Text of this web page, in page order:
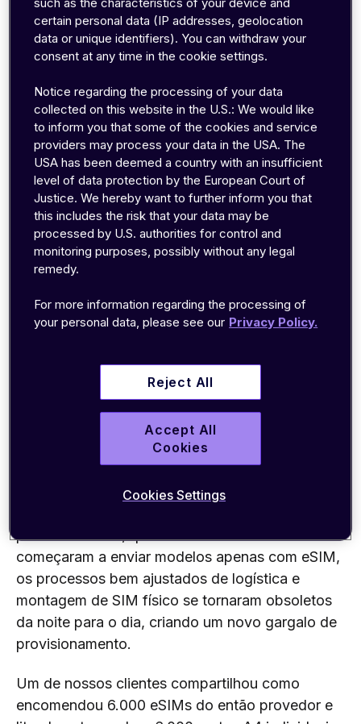
remotamente, reduzir a logística e escalar
globalmente. Na prática, provou-se complexo
demais, caro demais e fechado demais para
funcionar para qualquer um fora das grandes
automotivas.
Esses sistemas foram projetados por e para
gigantes da indústria com bolsos fundos e
cronogramas longos. Apenas os custos de
infraestrutura já os tornavam inacessíveis para a
maioria das empresas. E, enquanto esses
gigantes tentavam criar a solução perfeita, o
mundo seguiu em frente.
Problemas B2B
Enquanto o M2M eSIM (SGP.02) travava, outra
história se desenrolava. Por anos, empresas
vinham usando dispositivos de consumo como
iPads, iPhones e tablets Android em escala nas
operações B2B. Esses dispositivos são
começaram a enviar modelos apenas com eSIM,
os processos bem ajustados de logística e
montagem de SIM físico se tornaram obsoletos
da noite para o dia, criando um novo gargalo de
provisionamento.
Um de nossos clientes compartilhou como
encomendou 6.000 eSIMs do então provedor e
certain personal data (IP addresses, geolocation
data or unique identifiers). You can withdraw your
consent at any time in the cookie settings.
Notice regarding the processing of your data
collected on this website in the U.S.: We would like
to inform you that some of the cookies and service
providers may process your data in the USA. The
USA has been deemed a country with an insufficient
level of data protection by the European Court of
Justice. We hereby want to further inform you that
this includes the risk that your data may be
processed by U.S. authorities for control and
monitoring purposes, possibly without any legal
remedy.
For more information regarding the processing of
your personal data, please see our Privacy Policy.
Reject All
Accept All
Cookies
Cookies Settings